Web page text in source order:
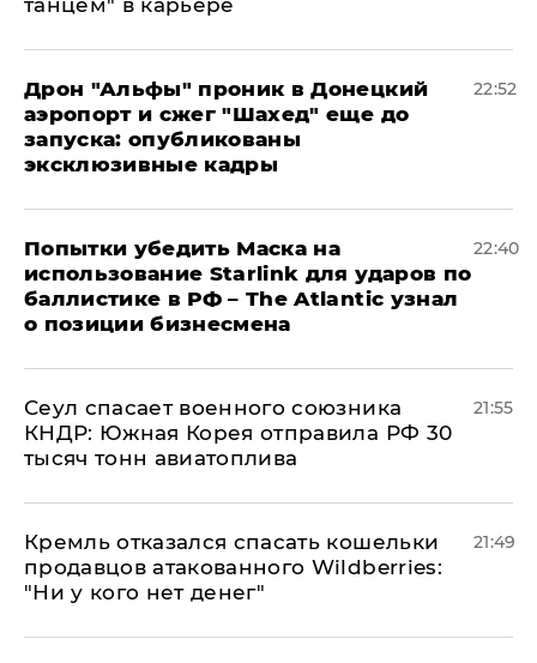
танцем" в карьере
Дрон "Альфы" проник в Донецкий
аэропорт и сжег "Шахед" еще до
запуска: опубликованы
эксклюзивные кадры
22:52
Попытки убедить Маска на
использование Starlink для ударов по
баллистике в РФ – The Atlantic узнал
о позиции бизнесмена
22:40
​Сеул спасает военного союзника
КНДР: Южная Корея отправила РФ 30
тысяч тонн авиатоплива
21:55
Кремль отказался спасать кошельки
продавцов атакованного Wildberries:
"Ни у кого нет денег"
21:49